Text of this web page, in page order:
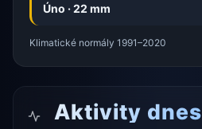
Úno · 22 mm
Klimatické normály 1991–2020
Aktivity dnes